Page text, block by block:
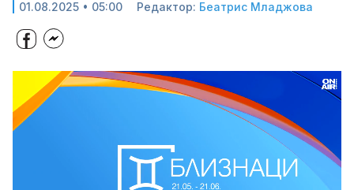
01.08.2025 • 05:00 Редактор: Беатрис Младжова